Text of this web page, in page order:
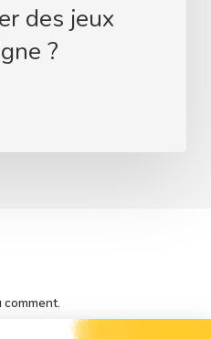
des jeux
?
comment.